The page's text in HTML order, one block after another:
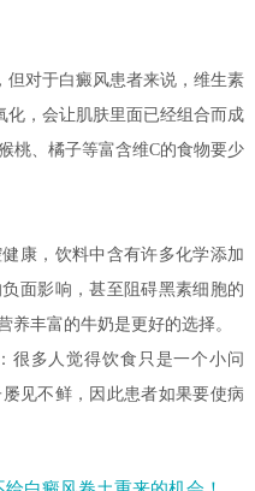
对于白癜风患者来说，维生素
化，会让肌肤里面已经组合而成
桃、橘子等富含维C的食物要少
，饮料中含有许多化学添加
面影响，甚至阻碍黑素细胞的
养丰富的牛奶是更好的选择。
很多人觉得饮食只是一个小问
屡见不鲜，因此患者如果要使病